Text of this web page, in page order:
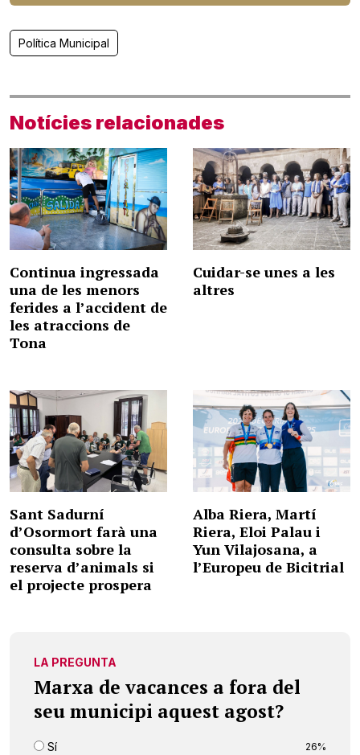
Política Municipal
Notícies relacionades
Continua ingressada
una de les menors
ferides a l’accident de
les atraccions de
Tona
Cuidar-se unes a les
altres
Sant Sadurní
d’Osormort farà una
consulta sobre la
reserva d’animals si
el projecte prospera
Alba Riera, Martí
Riera, Eloi Palau i
Yun Vilajosana, a
l’Europeu de Bicitrial
LA PREGUNTA
Marxa de vacances a fora del
seu municipi aquest agost?
Sí 26%